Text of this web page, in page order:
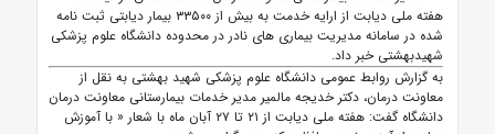
هفته ملی دیابت از ارایه خدمت به بیش از ۳۳۵۰۰ بیمار دیابتی ثبت نامه
شده در سامانه مدیریت بیماری های نادر در محدوده دانشگاه علوم پزشکی
شهیدبهشتی خبر داد.
به گزارش روابط عمومی دانشگاه علوم پزشکی شهید بهشتی به نقل از
معاونت درمان، دکتر خدیجه مالمیر مدیر خدمات بیمارستانی معاونت درمان
دانشگاه گفت: هفته ملی دیابت از ۲۱ تا ۲۷ آبان ماه با شعار « با آموزش